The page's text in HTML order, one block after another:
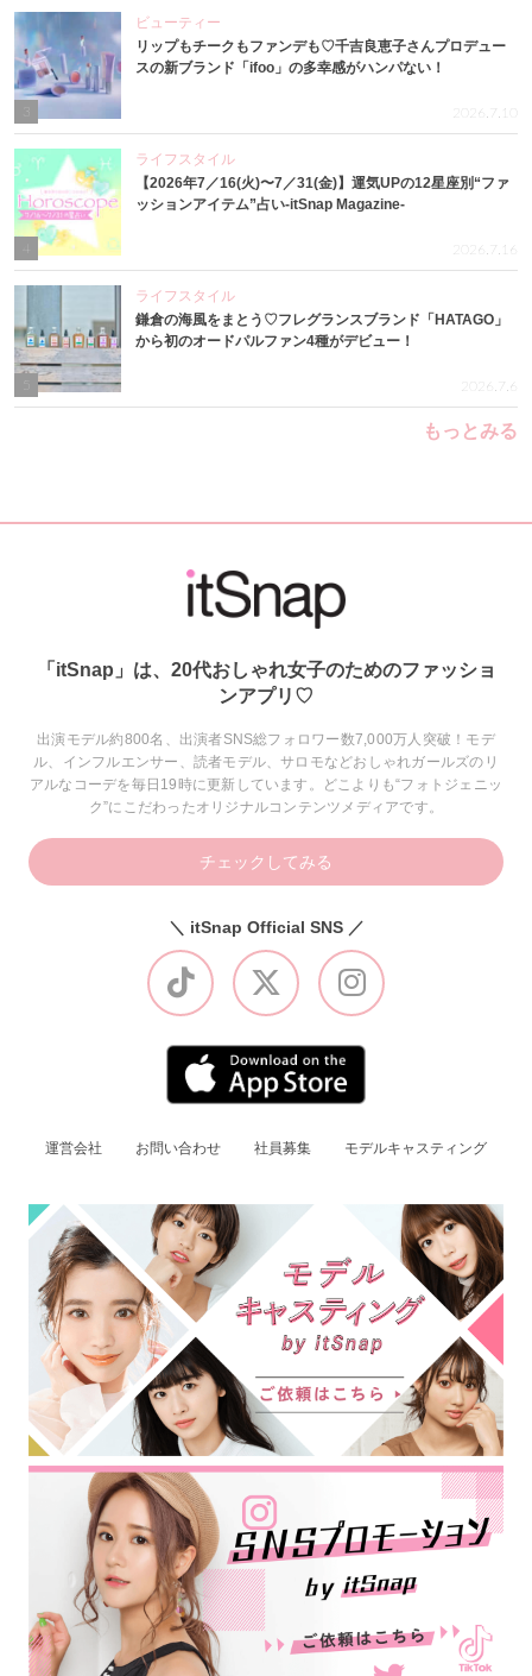
3
ビューティー
リップもチークもファンデも♡千吉良恵子さんプロデュー
スの新ブランド「ifoo」の多幸感がハンパない！
2026.7.10
4
ライフスタイル
【2026年7／16(火)〜7／31(金)】運気UPの12星座別“ファ
ッションアイテム”占い-itSnap Magazine-
2026.7.16
ライフスタイル
鎌倉の海風をまとう♡フレグランスブランド「HATAGO」
から初のオードパルファン4種がデビュー！
2026.7.6
もっとみる
「itSnap」は、20代おしゃれ女子のためのファッショ
ンアプリ♡
出演モデル約800名、出演者SNS総フォロワー数7,000万人突破！モデ
ル、インフルエンサー、読者モデル、サロモなどおしゃれガールズのリ
アルなコーデを毎日19時に更新しています。どこよりも“フォトジェニッ
ク”にこだわったオリジナルコンテンツメディアです。
チェックしてみる
＼ itSnap Official SNS ／
運営会社 お問い合わせ 社員募集 モデルキャスティング